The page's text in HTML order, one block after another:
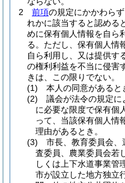
2
前項の規定にかかわら
れかに該当すると認める
めに保有個人情報を自ら
る。 ただし、保有個人情
自ら利用し、又は提供す
の権利利益を不当に侵害
きは、この限りでない。
(1)
本人の同意があると
(2)
議会が法令の規定
に必要な限度で保有個
って、当該保有個人情
理由があるとき。
(3)
市長、教育委員会、
査委員、農業委員会若
しくは上下水道事業管
市が設立した地方独立